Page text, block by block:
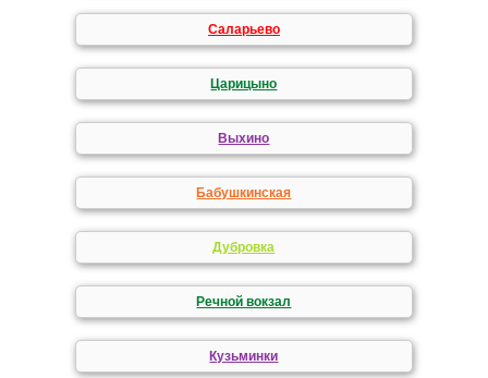
Саларьево
Царицыно
Выхино
Бабушкинская
Дубровка
Речной вокзал
Кузьминки